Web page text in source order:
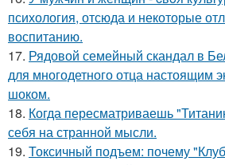
психология, отсюда и некоторые
воспитанию.
17. Рядовой семейный скандал в
для многодетного отца настоящим
шоком.
18. Когда пересматриваешь
себя на странной мысли.
19. Токсичный подъем: почему